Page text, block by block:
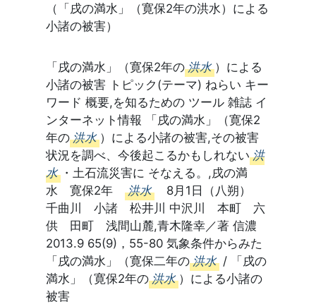
（「戌の満水」（寛保2年の洪水）による
小諸の被害）
「戌の満水」（寛保2年の 洪水 ）による
小諸の被害 トピック(テーマ) ねらい キー
ワード 概要,を知るための ツール 雑誌 イ
ンターネット情報 「戌の満水」（寛保2
年の 洪水 ）による小諸の被害,その被害
状況を調べ、今後起こるかもしれない 洪
水 ・土石流災害に そなえる。,戌の満
水 寛保2年 洪水
8月1日（八朔）
千曲川 小諸 松井川 中沢川 本町 六
供 田町 浅間山麓,青木隆幸／著 信濃
2013.9 65(9)，55-80 気象条件からみた
「戌の満水」（寛保二年の 洪水 / 「戌の
満水」（寛保2年の 洪水 ）による小諸の
被害